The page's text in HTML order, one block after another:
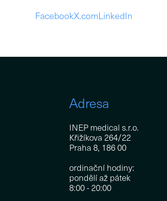
FacebookX.comLinkedIn
Adresa
INEP medical s.r.o.
Křižíkova 264/22
Praha 8, 186 00
ordinační hodiny:
pondělí až pátek
8:00 - 20:00